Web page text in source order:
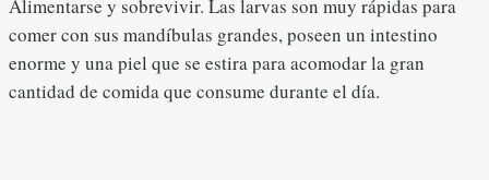
Alimentarse y sobrevivir. Las larvas son muy rápidas para
comer con sus mandíbulas grandes, poseen un intestino
enorme y una piel que se estira para acomodar la gran
cantidad de comida que consume durante el día.